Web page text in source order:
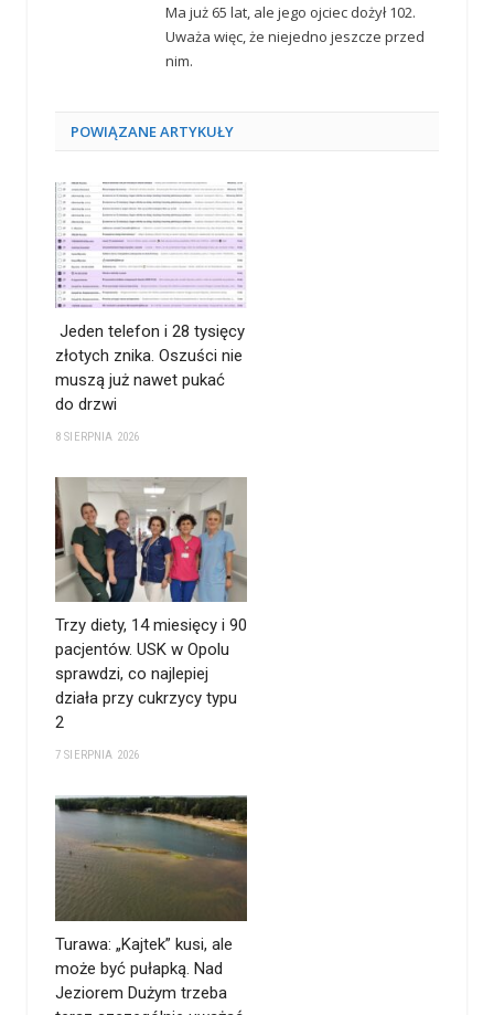
Ma już 65 lat, ale jego ojciec dożył 102.
Uważa więc, że niejedno jeszcze przed
nim.
POWIĄZANEARTYKUŁY
Jeden telefon i 28 tysięcy
złotych znika. Oszuści nie
muszą już nawet pukać
do drzwi
8 SIERPNIA 2026
Trzy diety, 14 miesięcy i 90
pacjentów. USK w Opolu
sprawdzi, co najlepiej
działa przy cukrzycy typu
2
7 SIERPNIA 2026
Turawa: „Kajtek” kusi, ale
może być pułapką. Nad
Jeziorem Dużym trzeba